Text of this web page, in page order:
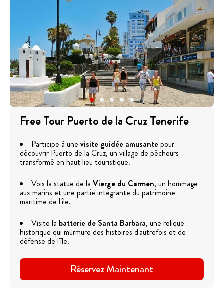
Free Tour Puerto de la Cruz Tenerife
Participe à une visite guidée amusantepour
découvrir Puerto de la Cruz, un village de pêcheurs
transformé en haut lieu touristique.
Vois la statue de la Vierge du Carmen, un hommage
aux marins et une partie intégrante du patrimoine
maritime de l'île.
Visite la batterie de Santa Barbara, une relique
historique qui murmure des histoires d'autrefois et de
défense de l'île.
Réservez Maintenant